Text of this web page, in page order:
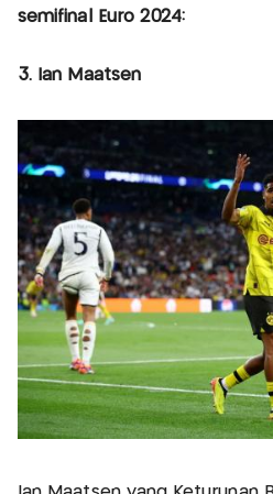
semifinal Euro 2024:
3. Ian Maatsen